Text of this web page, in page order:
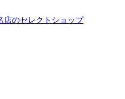
のセレクトショップ